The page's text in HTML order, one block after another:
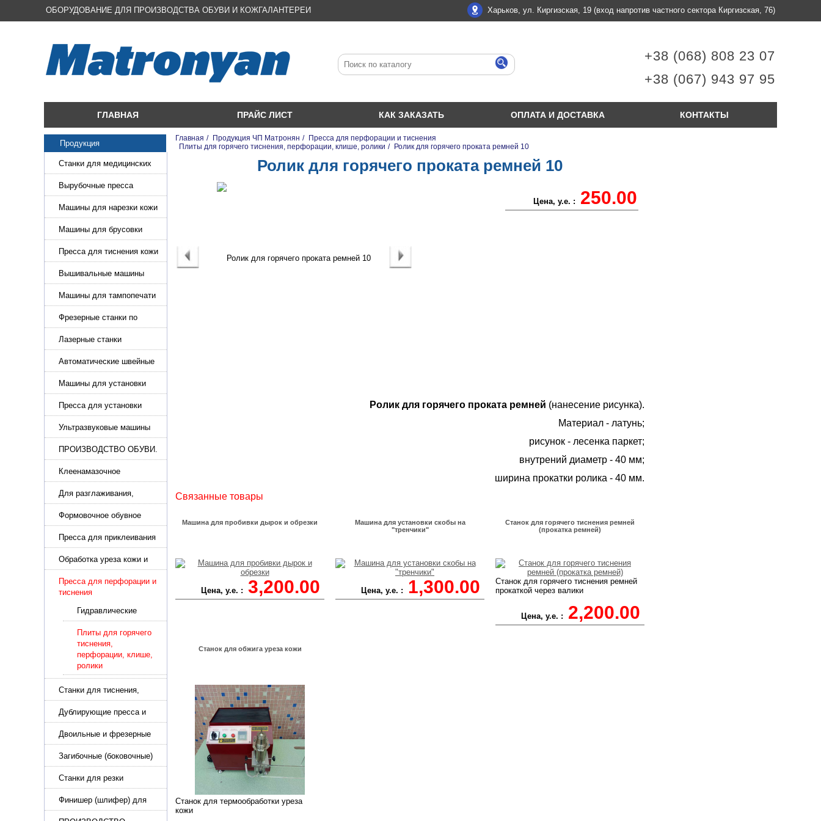
ОБОРУДОВАНИЕ ДЛЯ ПРОИЗВОДСТВА ОБУВИ И КОЖГАЛАНТЕРЕИ Харьков, ул. Киргизская, 19 (вход напротив частного сектора Киргизская, 76)
+38 (068) 808 23 07
+38 (067) 943 97 95
ГЛАВНАЯ ПРАЙС ЛИСТ КАК ЗАКАЗАТЬ ОПЛАТА И ДОСТАВКА КОНТАКТЫ
Продукция
Станки для медицинских
масок
Вырубочные пресса
Машины для нарезки кожи
и стропы
Машины для брусовки
кожи,меха,поролона
Пресса для тиснения кожи
Вышивальные машины
Машины для тампопечати
Фрезерные станки по
металлу
Лазерные станки
Автоматические швейные
машины с программным
управлением
Машины для установки
жемчуга, бусин, заклепок и
фурнитура
Пресса для установки
фурнитуры: блочка,
люверсы, петля
Ультразвуковые машины
для сварки
ПРОИЗВОДСТВО ОБУВИ.
Машины для изготовления
обуви
Клеенамазочное
оборудование и активаторы
клея
Для разглаживания,
разбивания и герметизации
шва
Формовочное обувное
оборудование
Пресса для приклеивания
подошвы и прибивки
каблука
Обработка уреза кожи и
покрасочные камеры
Пресса для перфорации и
тиснения
Гидравлические
пресса для
перфорации и
тиснения
Плиты для горячего
тиснения,
перфорации, клише,
ролики
Станки для тиснения,
нанесения логотипа и
нумераторы
Дублирующие пресса и
утюги для разглаживания
кожи
Двоильные и фрезерные
машины для слоения и
фрезерования кожи
Загибочные (боковочные)
машины для стельки,
кошельков, сумок
Станки для резки
кожи.Станки для резки
стропы
Финишер (шлифер) для
обуви
Главная / Продукция ЧП Матронян / Пресса для перфорации и тиснения
Плиты для горячего тиснения, перфорации, клише, ролики / Ролик для горячего проката ремней 10
Ролик для горячего проката ремней 10
Цена, у.е. : 250.00
Ролик для горячего проката ремней (нанесение рисунка).
Материал - латунь;
рисунок - лесенка паркет;
внутрений диаметр - 40 мм;
ширина прокатки ролика - 40 мм.
Связанные товары
Машина для пробивки дырок и обрезки
Цена, у.е. : 3,200.00
Машина для установки скобы на
"тренчики"
Цена, у.е. : 1,300.00
Станок для горячего тиснения ремней
(прокатка ремней)
Станок для горячего тиснения ремней
прокаткой через валики
Цена, у.е. : 2,200.00
Станок для обжига уреза кожи
Станок для термообработки уреза
кожи